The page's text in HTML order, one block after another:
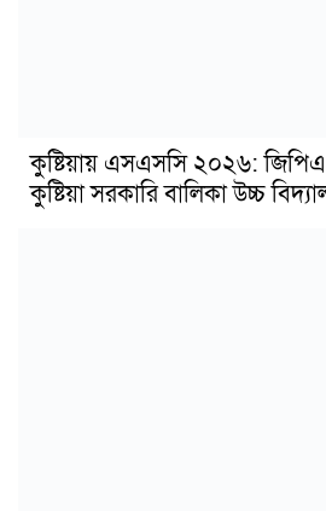
কুষ্টিয়ায় এসএসসি ২০২৬: জিপিএ-
কুষ্টিয়া সরকারি বালিকা উচ্চ